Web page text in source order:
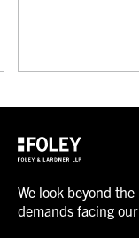
We look beyond
demands facing